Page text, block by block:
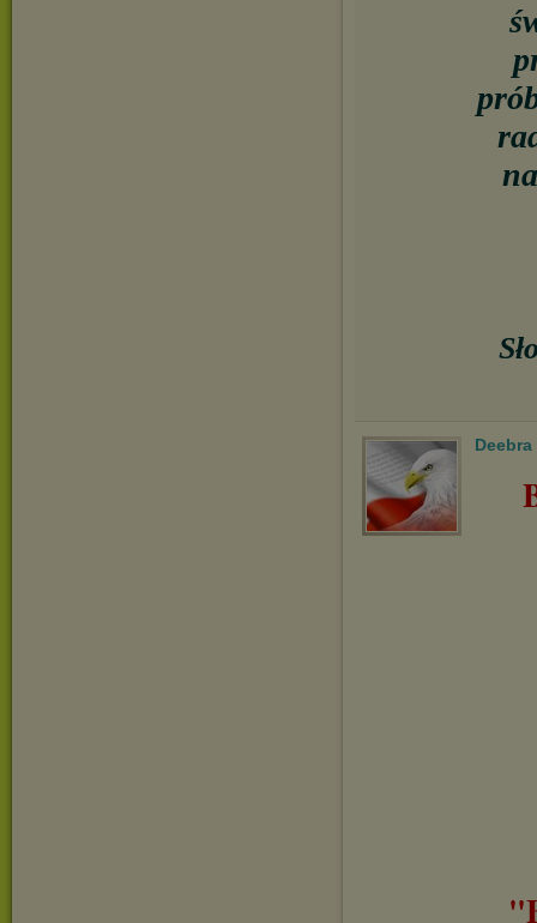
Deebra